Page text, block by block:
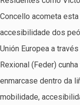
Concello acometa
accesibilidade dos
Unión Europea a
Rexional (Feder)
enmarcase dentro da
mobilidade,